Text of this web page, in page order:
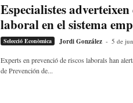
Especialistes
laboral en el sistema
Selecció Econòmica Jordi González - 5 de
Experts en prevenció de riscos laborals han
de Prevención de...